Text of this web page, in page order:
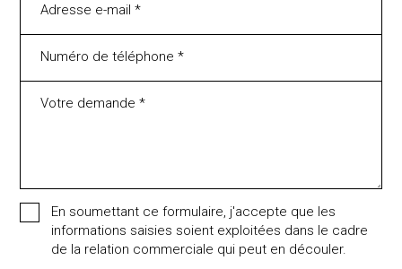
Adresse e-mail *
Numéro de téléphone *
Votre demande *
En soumettant ce formulaire, j'accepte que les
informations saisies soient exploitées dans le cadre
de la relation commerciale qui peut en découler.